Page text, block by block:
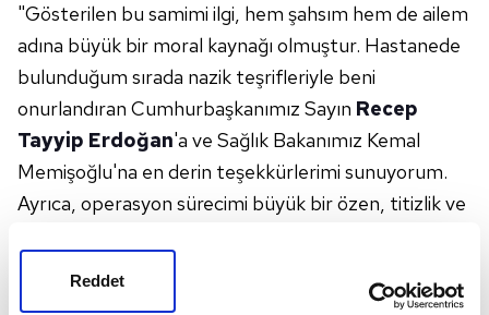
Reddet
"Gösterilen bu samimi ilgi, hem şahsım hem de ailem
adına büyük bir moral kaynağı olmuştur. Hastanede
bulunduğum sırada nazik teşrifleriyle beni
onurlandıran Cumhurbaşkanımız Sayın Recep
Tayyip Erdoğan'a ve Sağlık Bakanımız Kemal
Memişoğlu'na en derin teşekkürlerimi sunuyorum.
Ayrıca, operasyon sürecimi büyük bir özen, titizlik ve